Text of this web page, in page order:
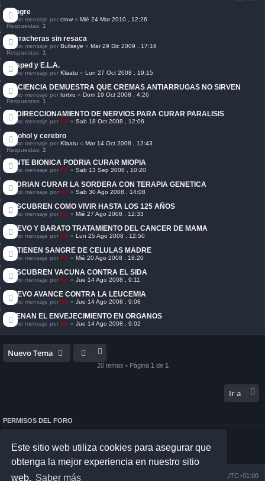
Este sitio web utiliza cookies para asegurar que
obtenga la mejor experiencia en nuestro sitio
web. Saber más
Sangre
Último mensaje por crow « Mié 24 Mar 2010 , 12:26
Respuestas: 1
Borracheras sin resaca
Último mensaje por Bullseye « Mar 29 Dic 2009 , 17:16
Respuestas: 1
Césped y E.L.A.
Último mensaje por Klaatu « Lun 27 Oct 2008 , 19:15
LA CIENCIA DEMUESTRA QUE CREMAS ANTIARRUGAS NO SIRVEN
Último mensaje por tortxu « Dom 19 Oct 2008 , 4:26
Respuestas: 1
REDIRECCIONAMIENTO DE NERVIOS PARA CURAR PARALISIS
Último mensaje por Kir « Sab 18 Oct 2008 , 12:06
Alcohol y cerebro
Último mensaje por Klaatu « Mar 14 Oct 2008 , 12:43
Respuestas: 2
LENTE BIONICA PODRIA CURAR MIOPIA
Último mensaje por Kir « Sab 13 Sep 2008 , 10:20
PODRIAN CURAR LA SORDERA CON TERAPIA GENETICA
Último mensaje por Kir « Sab 30 Ago 2008 , 14:08
DESCUBREN COMO VIVIR HASTA LOS 125 AÑOS
Último mensaje por Kir « Mié 27 Ago 2008 , 12:33
NUEVO Y BARATO TRATAMIENTO DEL CANCER DE MAMA
Último mensaje por Kir « Lun 25 Ago 2008 , 12:50
OBTIENEN SANGRE DE CELULAS MADRE
Último mensaje por Kir « Mié 20 Ago 2008 , 18:20
DESCUBREN VACUNA CONTRA EL SIDA
Último mensaje por Kir « Jue 14 Ago 2008 , 9:11
NUEVO AVANCE CONTRA LA LEUCEMIA
Último mensaje por Kir « Jue 14 Ago 2008 , 9:08
FRENAN EL ENVEJECIMIENTO EN ORGANOS
Último mensaje por Kir « Jue 14 Ago 2008 , 9:02
Nuevo Tema
20 temas • Página 1 de 1
Ir a
PERMISOS DEL FORO
No puedeseditar sus mensajes en este Foro
No puedes
borrar sus mensajes en este Foro
Índice general UTC+01:00